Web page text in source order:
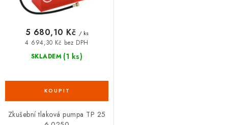
SKLADEM (1 ks)
4 694,30 Kč bez DPH
5 680,10 Kč / ks
Zkušební tlaková pumpa TP 25